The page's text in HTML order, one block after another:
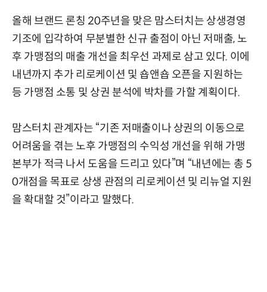
올해 브랜드 론칭 20주년을 맞은 맘스터치는 상생경영
기조에 입각하여 무분별한 신규 출점이 아닌 저매출, 노
후 가맹점의 매출 개선을 최우선 과제로 삼고 있다. 이에
내년까지 추가 리로케이션 및 숍앤숍 오픈을 지원하는
등 가맹점 소통 및 상권 분석에 박차를 가할 계획이다.
맘스터치 관계자는 “기존 저매출이나 상권의 이동으로
어려움을 겪는 노후 가맹점의 수익성 개선을 위해 가맹
본부가 적극 나서 도움을 드리고 있다”며 “내년에는 총 5
0개점을 목표로 상생 관점의 리로케이션 및 리뉴얼 지원
을 확대할 것”이라고 말했다.